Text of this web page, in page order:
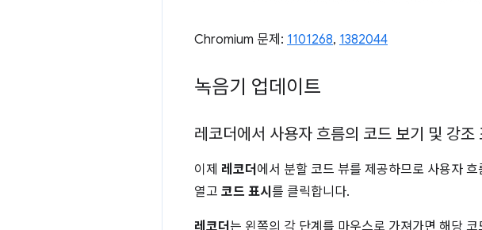
Chromium 문제: 1101268, 1382044
녹음기 업데이트
레코더에서 사용자 흐름의 코드 보기 및 강조
이제 레코더 에서 분할 코드 뷰를 제공하므로 사용자
열고 코드 표시 를 클릭합니다.